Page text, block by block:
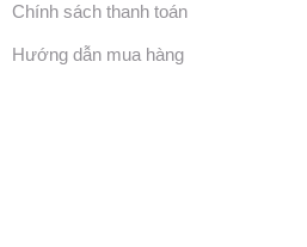
Chính sách thanh toán
Hướng dẫn mua hàng